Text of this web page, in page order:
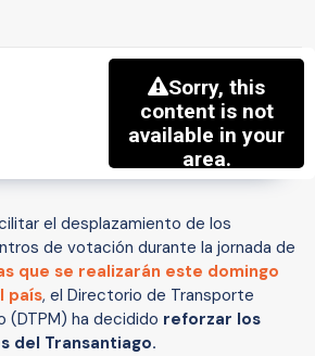
el desplazamiento de los
de votación durante la jornada de
que se realizarán este domingo
país, el Directorio de Transporte
(DTPM) ha decidido reforzar los
del Transantiago.